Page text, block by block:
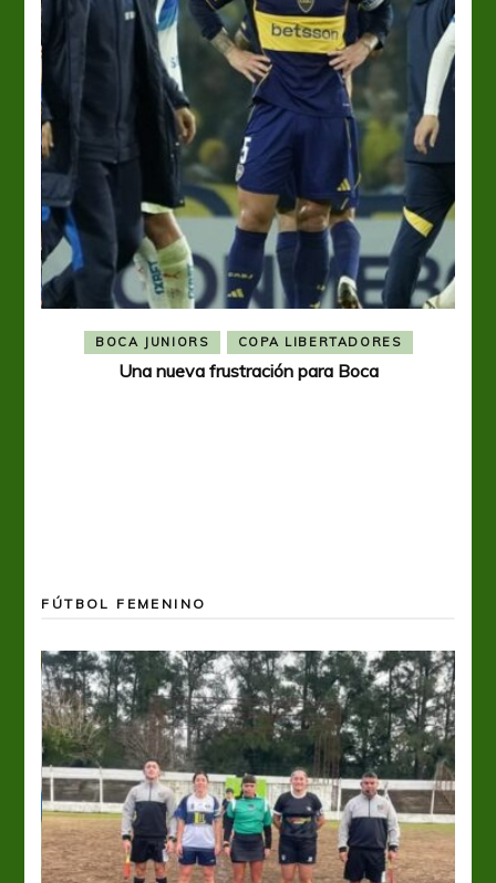
BOCA JUNIORS COPA LIBERTADORES
Una nueva frustración para Boca
FÚTBOL FEMENINO